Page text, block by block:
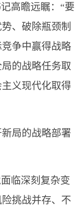
高瞻远瞩：“要
、破除瓶颈制
争中赢得战略
的战略任务取
义现代化取得
局的战略部署
临深刻复杂变
挑战并存、不